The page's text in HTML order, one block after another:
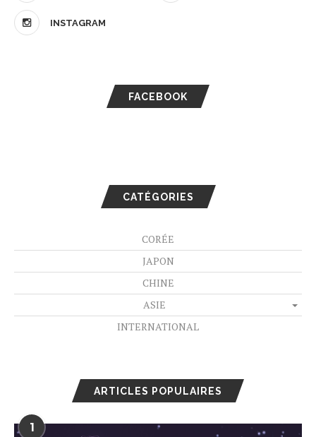
INSTAGRAM
FACEBOOK
CATÉGORIES
CORÉE
JAPON
CHINE
ASIE
INTERNATIONAL
ARTICLES POPULAIRES
1